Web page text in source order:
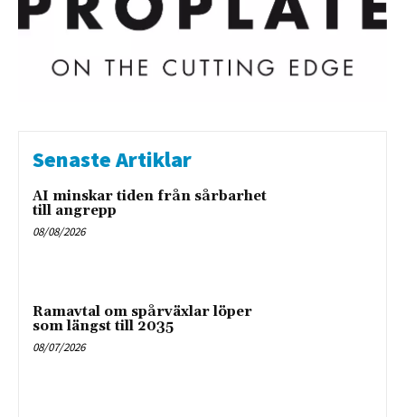
Senaste Artiklar
AI minskar tiden från sårbarhet
till angrepp
08/08/2026
Ramavtal om spårväxlar löper
som längst till 2035
08/07/2026